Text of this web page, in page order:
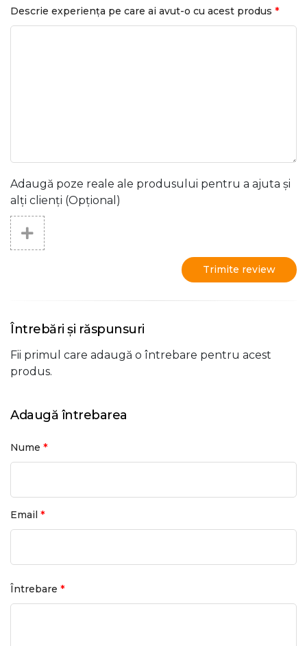
Descrie experiența pe care ai avut-o cu acest produs *
Adaugă poze reale ale produsului pentru a ajuta și
alți clienți (Opțional)
Trimite review
Întrebări și răspunsuri
Fii primul care adaugă o întrebare pentru acest
produs.
Adaugă întrebarea
Nume *
Email *
Întrebare *